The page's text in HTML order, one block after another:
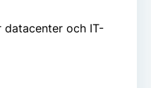
datacenter och IT-